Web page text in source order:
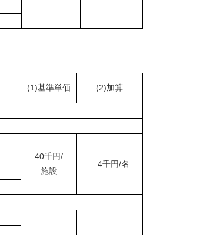
(1)基準単価 (2)加算
40千円/
施設
4千円/名